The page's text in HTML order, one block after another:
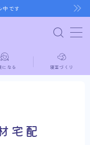
です
になる 寝室づくり
宅配